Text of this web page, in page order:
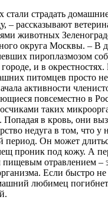
стали страдать
– рассказывают
животных
округа Москвы. – В
пироплазмозом
и в
питомцев просто
активности
повсеместно в
таких
Попадая в кровь, они
недуга в том, что у
Он может
проник под кожу. А
отравлением –
Если быстро не
любимец